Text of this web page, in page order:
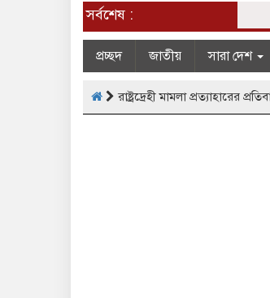
সর্বশেষ :
প্রচ্ছদ জাতীয় সারা দেশ
রাষ্ট্রদ্রেহী মামলা প্রত্যাহারের